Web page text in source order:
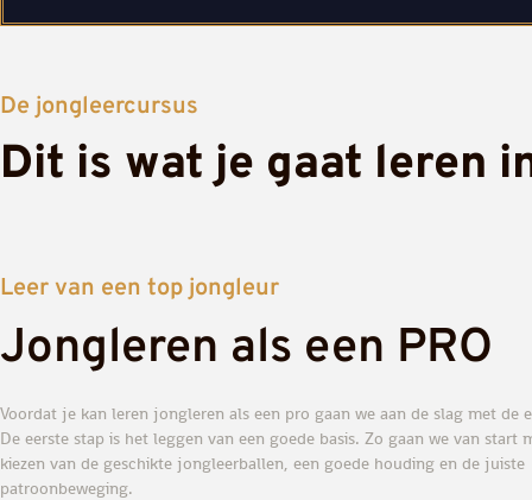
De jongleercursus
Dit is wat je gaat leren
Leer van een top jongleur
Jongleren als een PRO
Voordat je kan leren jongleren als een pro gaan we aan de slag met de
De eerste stap is het leggen van een goede basis. Zo gaan we van start
kiezen van de geschikte jongleerballen, een goede houding en de juiste
patroonbeweging.